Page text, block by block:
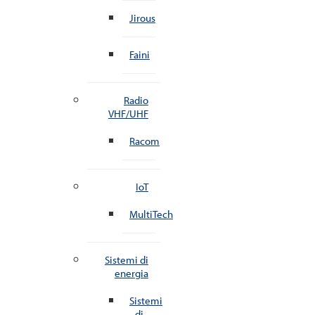
Jirous
Faini
Radio
VHF/UHF
Racom
IoT
MultiTech
Sistemi di
energia
Sistemi